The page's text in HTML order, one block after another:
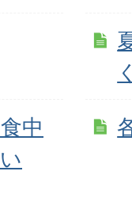
中